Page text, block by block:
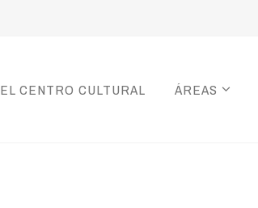
EL CENTRO CULTURAL ÁREAS